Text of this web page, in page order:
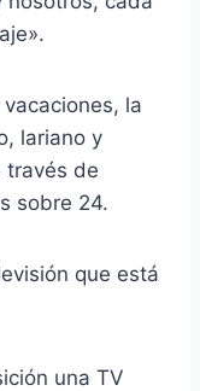
la
lariano y
través de
sobre 24.
que está
una TV